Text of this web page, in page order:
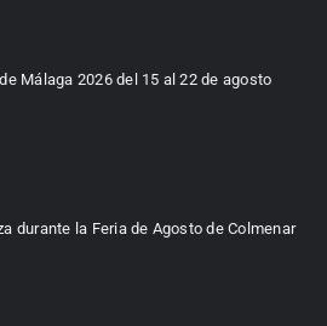
Málaga 2026 del 15 al 22 de agosto
durante la Feria de Agosto de Colmenar